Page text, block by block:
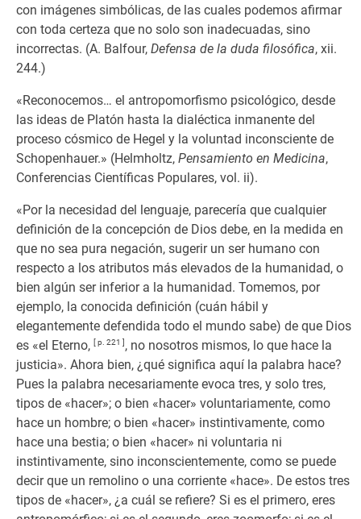
con imágenes simbólicas, de las cuales podemos afirmar
con toda certeza que no solo son inadecuadas, sino
incorrectas. (A. Balfour, Defensa de la duda filosófica, xii.
244.)
«Reconocemos… el antropomorfismo psicológico, desde
las ideas de Platón hasta la dialéctica inmanente del
proceso cósmico de Hegel y la voluntad inconsciente de
Schopenhauer.» (Helmholtz, Pensamiento en Medicina,
Conferencias Científicas Populares, vol. ii).
«Por la necesidad del lenguaje, parecería que cualquier
definición de la concepción de Dios debe, en la medida en
que no sea pura negación, sugerir un ser humano con
respecto a los atributos más elevados de la humanidad, o
bien algún ser inferior a la humanidad. Tomemos, por
ejemplo, la conocida definición (cuán hábil y
elegantemente defendida todo el mundo sabe) de que Dios
es «el Eterno, [ p. 221 ] , no nosotros mismos, lo que hace la
justicia». Ahora bien, ¿qué significa aquí la palabra hace?
Pues la palabra necesariamente evoca tres, y solo tres,
tipos de «hacer»; o bien «hacer» voluntariamente, como
hace un hombre; o bien «hacer» instintivamente, como
hace una bestia; o bien «hacer» ni voluntaria ni
instintivamente, sino inconscientemente, como se puede
decir que un remolino o una corriente «hace». De estos tres
tipos de «hacer», ¿a cuál se refiere? Si es el primero, eres